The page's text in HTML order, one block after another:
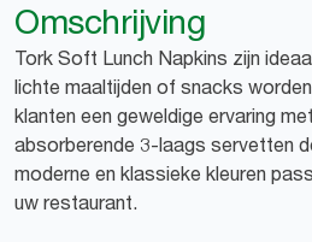
Omschrijving
Tork Soft Lunch Napkins zijn
lichte maaltijden of snacks
klanten een geweldige ervaring
absorberende 3-laags servetten
moderne en klassieke kleuren
uw restaurant.